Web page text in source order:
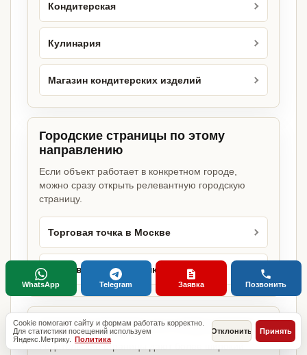
Кондитерская
Кулинария
Магазин кондитерских изделий
Городские страницы по этому
направлению
Если объект работает в конкретном городе,
можно сразу открыть релевантную городскую
страницу.
Торговая точка в Москве
Торговая точка в Санкт-Петербурге
Базовые разделы по этому запросу
Родительские страницы дают более широкий
Cookie помогают сайту и формам работать корректно.
Для статистики посещений используем
Яндекс.Метрику. Политика
Отклонить Принять
WhatsApp Telegram Заявка Позвонить